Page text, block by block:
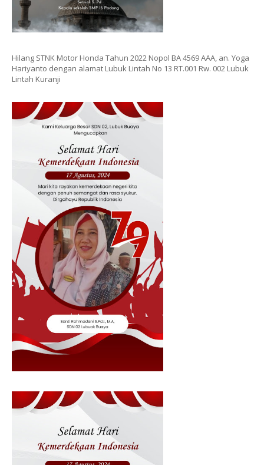
Hilang STNK Motor Honda Tahun 2022 Nopol BA 4569 AAA, an. Yoga
Hariyanto dengan alamat Lubuk Lintah No 13 RT.001 Rw. 002 Lubuk
Lintah Kuranji